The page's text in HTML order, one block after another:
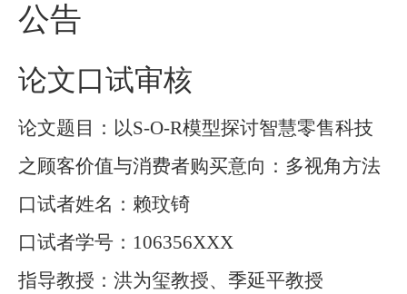
公告
论文口试审核
论文题目：以S-O-R模型探讨智慧零售科技
之顾客价值与消费者购买意向：多视角方法
口试者姓名：赖玟锜
口试者学号： 106356XXX
指导教授：洪为玺教授、季延平教授